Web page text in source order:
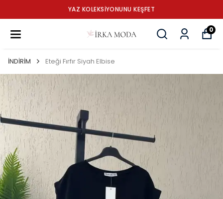
YAZ KOLEKSİYONUNU KEŞFET
0
İNDİRİM Eteği Fırfır Siyah Elbise